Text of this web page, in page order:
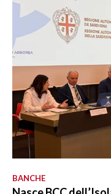
BANCHE